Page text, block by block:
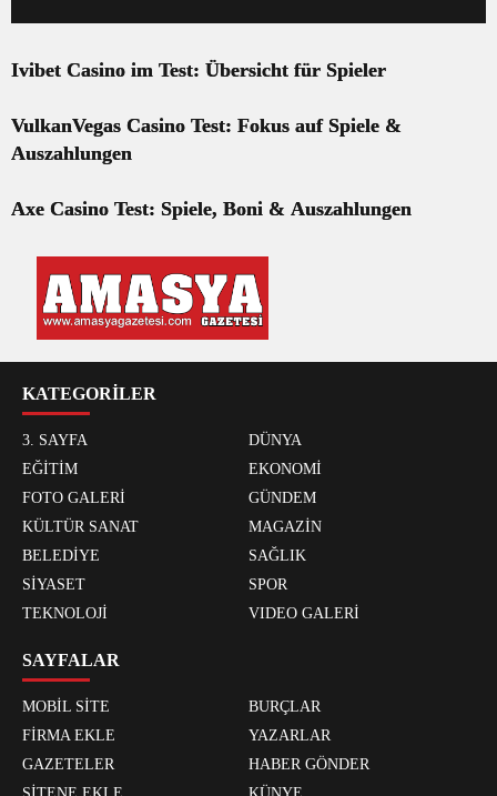
Ivibet Casino im Test: Übersicht für Spieler
VulkanVegas Casino Test: Fokus auf Spiele &
Auszahlungen
Axe Casino Test: Spiele, Boni & Auszahlungen
KATEGORİLER
3. SAYFA
DÜNYA
EĞİTİM
EKONOMİ
FOTO GALERİ
GÜNDEM
KÜLTÜR SANAT
MAGAZİN
BELEDİYE
SAĞLIK
SİYASET
SPOR
TEKNOLOJİ
VIDEO GALERİ
SAYFALAR
MOBİL SİTE
BURÇLAR
FİRMA EKLE
YAZARLAR
GAZETELER
HABER GÖNDER